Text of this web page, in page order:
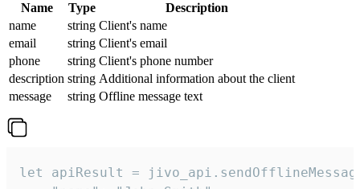
Name Type
Description
name
string Client's name
email
string Client's email
phone
string Client's phone number
description string Additional information about the client
message
string Offline message text
let apiResult =